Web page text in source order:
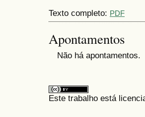
Texto completo: PDF
Apontamentos
Não há apontamentos.
Este trabalho está